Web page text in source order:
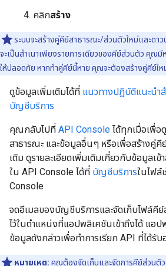
คลิกสร้าง
ระบบจะสร้างคู่คีย์สาธารณะ/ส่วนตัวใหม่และดา
จะเป็นสำเนาเพียงรายการเดียวของคีย์ส่วนตัว คุณ
ให้ปลอดภัย หากทำคู่คีย์นี้หาย คุณจะต้องสร้างคู่คีย์ให
ดูข้อมูลเพิ่มเติมได้ที่ แนวทางปฏิบัติแนะนำ
บัญชีบริการ
คุณกลับไปที่ API Console ได้ทุกเมื่อเพื่อ
สาธารณะ และข้อมูลอื่นๆ หรือเพื่อสร้างคู่คี
เติม ดูรายละเอียดเพิ่มเติมเกี่ยวกับข้อมูลเ
ใน API Console ได้ที่ บัญชีบริการในไฟล์
Console
จดอีเมลของบัญชีบริการและจัดเก็บไฟล์คี
ไว้ในตำแหน่งที่แอปพลิเคชันเข้าถึงได้ แอ
ข้อมูลดังกล่าวเพื่อทำการเรียก API ที่ได้รั
หมายเหตุ: คุณต้องจัดเก็บและจัดการคีย์ส่วนตั